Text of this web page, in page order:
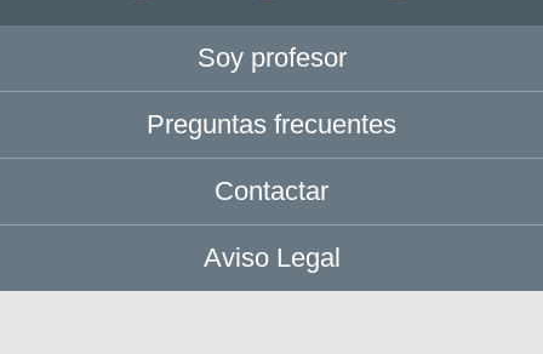
Soy profesor
Preguntas frecuentes
Contactar
Aviso Legal